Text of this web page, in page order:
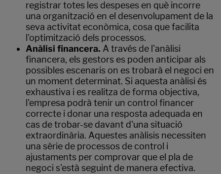
registrar totes les despeses en què incorre
una organització en el desenvolupament de la
seva activitat econòmica, cosa que facilita
l'optimització dels processos.
Anàlisi financera. A través de l'anàlisi
financera, els gestors es poden anticipar als
possibles escenaris on es trobarà el negoci en
un moment determinat. Si aquesta anàlisi és
exhaustiva i es realitza de forma objectiva,
l'empresa podrà tenir un control financer
correcte i donar una resposta adequada en
cas de trobar-se davant d'una situació
extraordinària. Aquestes anàlisis necessiten
una sèrie de processos de control i
ajustaments per comprovar que el pla de
negoci s'està seguint de manera efectiva.